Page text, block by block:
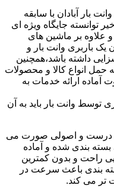
بار آبادان با سابقه
توانسته جایگاه ویژه ای
علاوه بر ماشین های
یک باربری وانت بار و
داشته باشد،همچنین
حمل انواع کالا و محصولات
آماده ارائه خدمات به
وانت بار باید به آن
درست و اصولی صورت می
بندی شده و آماده
راحت و بدون کمترین
بندی باعث سرعت در
تر می کند.